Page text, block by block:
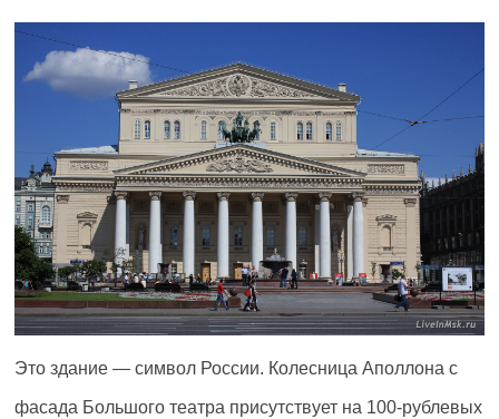
Это здание — символ России. Колесница Аполлона с
фасада Большого театра присутствует на 100-рублевых